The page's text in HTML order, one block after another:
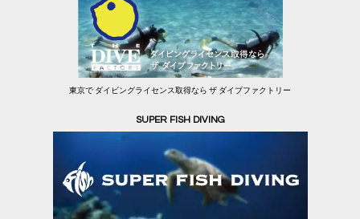
東京で ダイビングライセンス取得なら ザ ダイブファクトリー
SUPER FISH DIVING